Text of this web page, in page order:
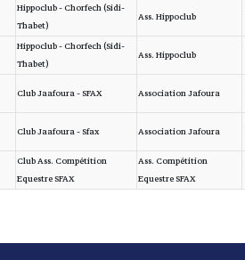
Ass. Hippoclub
Hippoclub - Chorfech (Sidi-
Thabet)
Ass. Hippoclub
Hippoclub - Chorfech (Sidi-
Thabet)
Association Jafoura
Club Jaafoura - SFAX
Association Jafoura
Club Jaafoura - Sfax
Ass. Compétition
Equestre SFAX
Club Ass. Compétition
Equestre SFAX